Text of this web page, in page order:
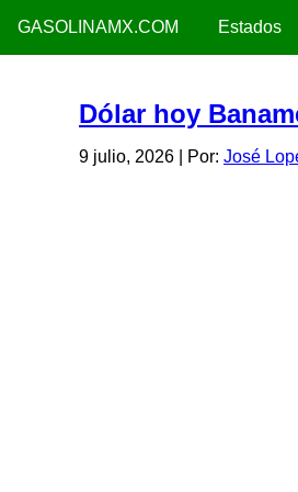
GASOLINAMX.COM Estados
Dólar hoy
9 julio, 2026 | Por: José